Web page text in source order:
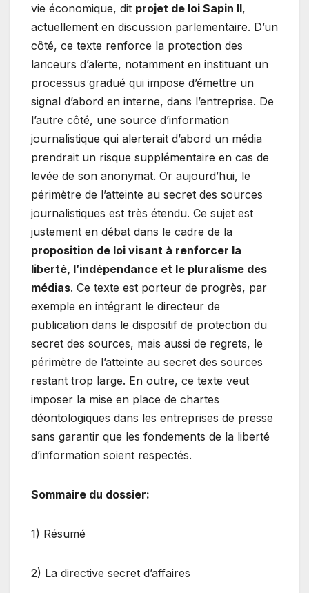
vie économique, dit projet de loi Sapin II,
actuellement en discussion parlementaire. D’un
côté, ce texte renforce la protection des
lanceurs d’alerte, notamment en instituant un
processus gradué qui impose d’émettre un
signal d’abord en interne, dans l’entreprise. De
l’autre côté, une source d’information
journalistique qui alerterait d’abord un média
prendrait un risque supplémentaire en cas de
levée de son anonymat. Or aujourd’hui, le
périmètre de l’atteinte au secret des sources
journalistiques est très étendu. Ce sujet est
justement en débat dans le cadre de la
proposition de loi visant à renforcer la
liberté, l’indépendance et le pluralisme des
médias. Ce texte est porteur de progrès, par
exemple en intégrant le directeur de
publication dans le dispositif de protection du
secret des sources, mais aussi de regrets, le
périmètre de l’atteinte au secret des sources
restant trop large. En outre, ce texte veut
imposer la mise en place de chartes
déontologiques dans les entreprises de presse
sans garantir que les fondements de la liberté
d’information soient respectés.
Sommaire du dossier:
1) Résumé
2) La directive secret d’affaires